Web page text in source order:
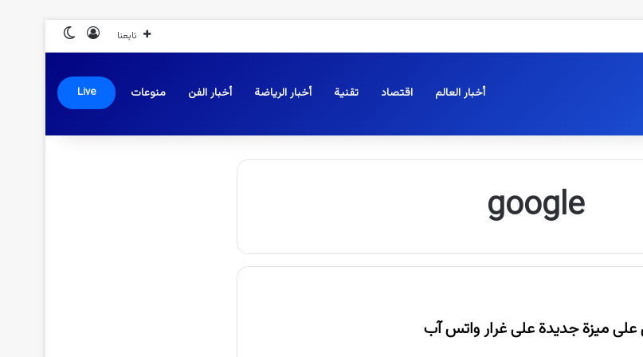
تابعنا تسجيل الدخول
أخبار العالم اقتصاد تقنية أخبار الرياضة أخبار الفن منوعات Live
google